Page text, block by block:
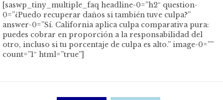
[saswp_tiny_multiple_faq headline-0=”h2″ question-
0=”¿Puedo recuperar daños si también tuve culpa?”
answer-0=”Sí. California aplica culpa comparativa pura:
puedes cobrar en proporción a la responsabilidad del
otro, incluso si tu porcentaje de culpa es alto.” image-0=””
count=”1″ html=”true”]